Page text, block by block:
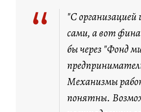
“
"С организацией
сами, а вот
бы через "Фонд
Механизмы
понятны.